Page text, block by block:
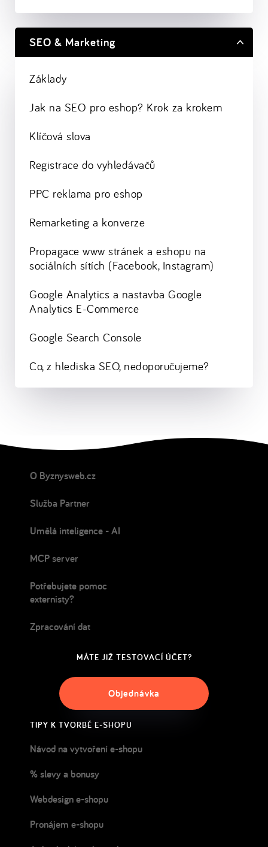
SEO & Marketing
Základy
Jak na SEO pro eshop? Krok za krokem
Klíčová slova
Registrace do vyhledávačů
PPC reklama pro eshop
Remarketing a konverze
Propagace www stránek a eshopu na
sociálních sítích (Facebook, Instagram)
Google Analytics a nastavba Google
Analytics E-Commerce
Google Search Console
Co, z hlediska SEO, nedoporučujeme?
O Byznysweb.cz
Služba Partner
Umělá inteligence - AI
MCP server
Potřebujete pomoc
externisty?
Zpracování dat
MÁTE JIŽ TESTOVACÍ ÚČET?
Objednávka
TIPY K TVORBĚ E-SHOPU
Návod na vytvoření e-shopu
% slevy a bonusy
Webdesign e-shopu
Pronájem e-shopu